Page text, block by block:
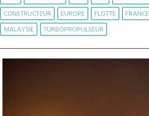
CONSTRUCTEUR
EUROPE FLOTTE FRANCE
MALAYSIE
TURBOPROPULSEUR